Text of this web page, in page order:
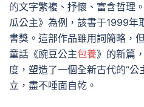
的文字繁複、抒懷、富含哲理
瓜公主》為例，該書于1999年
書獎。這部作品雖用詞簡略，
童話《豌豆公主包養》的新篇
度，塑造了一個全新古代的“
立，盡不唾面自乾。